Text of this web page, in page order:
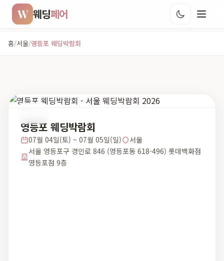
W 웨딩페어
홈/서울/영등포 웨딩박람회
영등포 웨딩박람회
07월 04일(토) ~ 07월 05일(일)
서울
서울 영등포구 경인로 846 (영등포동 618-496) 롯데백화점
영등포점 9층